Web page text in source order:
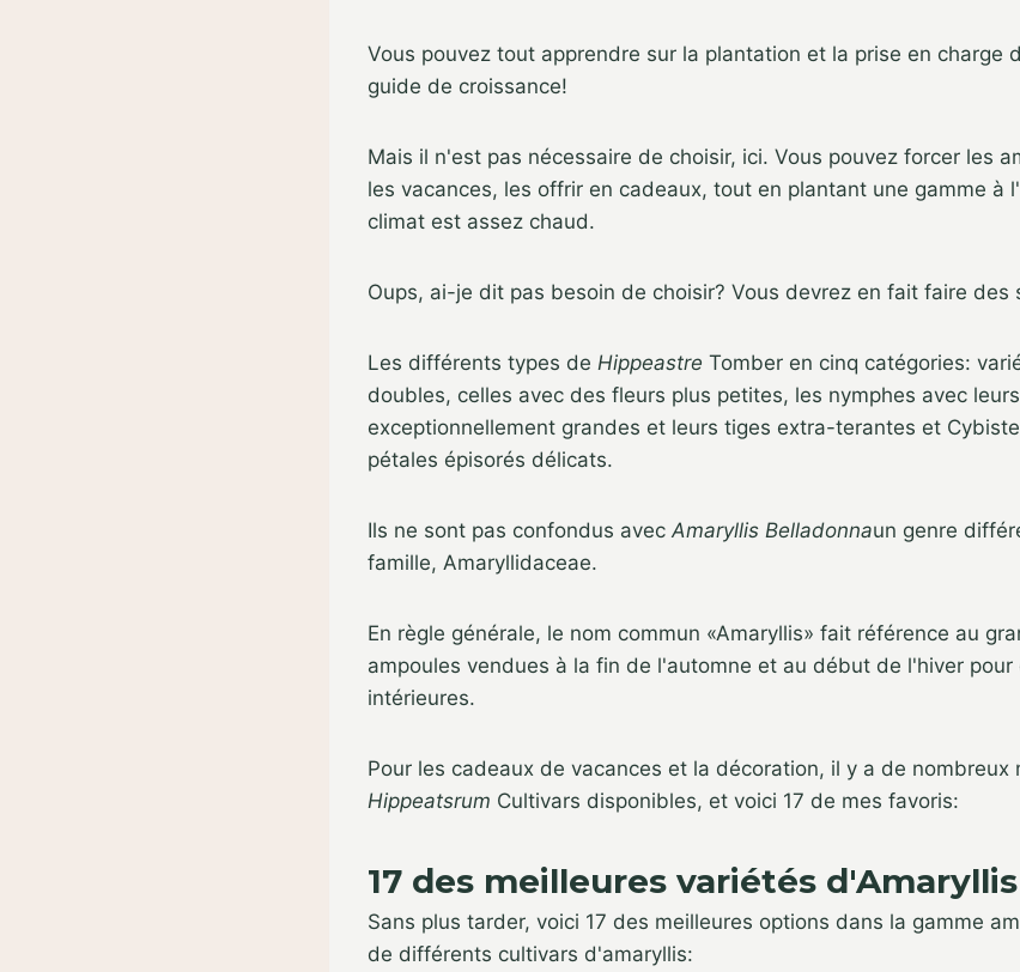
Vous pouvez tout apprendre sur la plantation et la prise en charge
guide de croissance!
Mais il n'est pas nécessaire de choisir, ici. Vous pouvez forcer les
les vacances, les offrir en cadeaux, tout en plantant une gamme à
climat est assez chaud.
Oups, ai-je dit pas besoin de choisir? Vous devrez en fait faire des
Les différents types de Hippeastre Tomber en cinq catégories:
doubles, celles avec des fleurs plus petites, les nymphes avec
exceptionnellement grandes et leurs tiges extra-terantes et
pétales épisorés délicats.
Ils ne sont pas confondus avec Amaryllis Belladonnaun genre
famille, Amaryllidaceae.
En règle générale, le nom commun «Amaryllis» fait référence au
ampoules vendues à la fin de l'automne et au début de l'hiver pour
intérieures.
Pour les cadeaux de vacances et la décoration, il y a de nombreux
Hippeatsrum Cultivars disponibles, et voici 17 de mes favoris:
17 des meilleures variétés d'Amaryllis
Sans plus tarder, voici 17 des meilleures options dans la gamme
de différents cultivars d'amaryllis: